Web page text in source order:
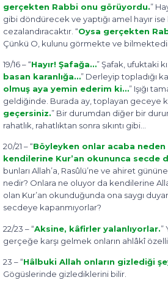
gerçekten Rabbi onu görüyordu.”
gibi döndürecek ve yaptığı amel hayır ise
cezalandıracaktır. “Oysa gerçekten
Çünkü O, kulunu görmekte ve
19/16 – “Hayır! Şafağa…” Şafak, ufuktaki
basan karanlığa…” Derleyip topladığı
olmuş aya yemin ederim ki…” Işığı
geldiğinde. Burada ay, toplayan geceye
geçersiniz.” Bir durumdan diğer bir
rahatlık, rahatlıktan sonra sıkıntı gibi…
20/21 – “Böyleyken onlar acaba
kendilerine Kur’an okununca secde
bunları Allah’a, Rasûlü’ne ve ahiret
nedir? Onlara ne oluyor da kendilerine
olan Kur’an okunduğunda ona saygı
secdeye kapanmıyorlar?
22/23 – “Aksine, kâfirler yalanlıyorlar.”
gerçeğe karşı gelmek onların ahlâkî
23 – “Hâlbuki Allah onların gizlediği
Gögüslerinde gizlediklerini bilir.